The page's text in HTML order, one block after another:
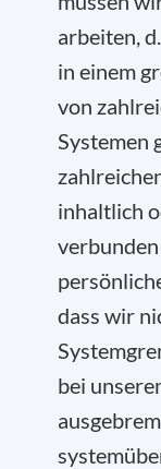
arbeiten,
in einem
von
Systemen
inhaltlich
dass wir
bei